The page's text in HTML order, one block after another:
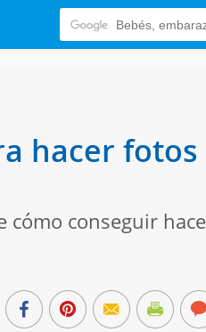
hacer
cómo conseguir